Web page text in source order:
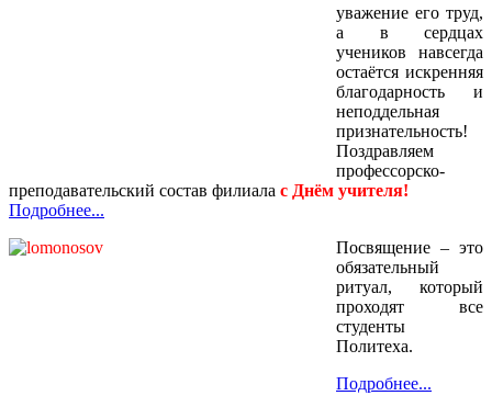
уважение его труд,
а в сердцах
учеников навсегда
остаётся искренняя
благодарность и
неподдельная
признательность!
Поздравляем
профессорско-
преподавательский состав филиала с Днём учителя!
Подробнее...
Посвящение – это
обязательный
ритуал, который
проходят все
студенты
Политеха.
Подробнее...